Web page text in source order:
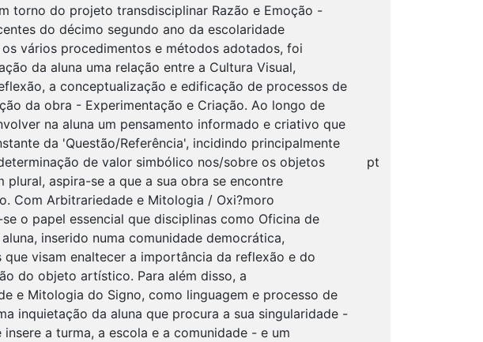
torno do projeto transdisciplinar Razão e Emoção -
do décimo segundo ano da escolaridade
vários procedimentos e métodos adotados, foi
da aluna uma relação entre a Cultura Visual,
a conceptualização e edificação de processos de
da obra - Experimentação e Criação. Ao longo de
na aluna um pensamento informado e criativo que
da 'Questão/Referência', incidindo principalmente
de valor simbólico nos/sobre os objetos
aspira-se a que a sua obra se encontre
Com Arbitrariedade e Mitologia / Oxi?moro
o papel essencial que disciplinas como Oficina de
inserido numa comunidade democrática,
visam enaltecer a importância da reflexão e do
do objeto artístico. Para além disso, a
e Mitologia do Signo, como linguagem e processo de
inquietação da aluna que procura a sua singularidade -
a turma, a escola e a comunidade - e um
pt